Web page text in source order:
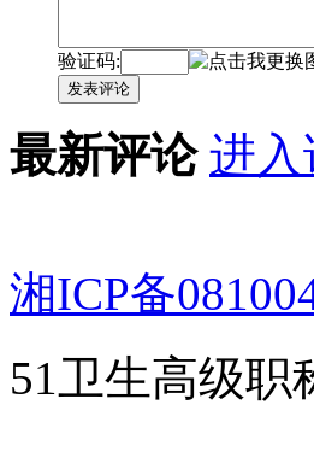
验证码:
发表评论
最新评论 进
湘ICP备
51卫生高级职